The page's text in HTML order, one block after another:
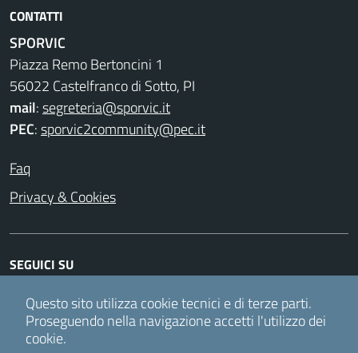
CONTATTI
SPORVIC
Piazza Remo Bertoncini 1
56022 Castelfranco di Sotto, PI
mail:segreteria@sporvic.it
PEC:sporvic2community@pec.it
Faq
Privacy & Cookies
SEGUICI SU
FacebookTwitterInstagramYoutube
Questo sito utilizza cookie tecnici e di terze parti.
Proseguendo nella navigazione accetti l'utilizzo dei
cookie.